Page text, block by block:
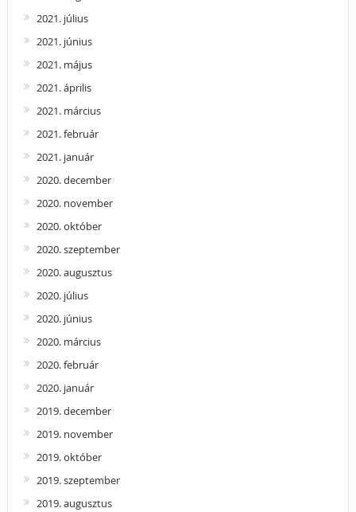
2021. július
2021. június
2021. május
2021. április
2021. március
2021. február
2021. január
2020. december
2020. november
2020. október
2020. szeptember
2020. augusztus
2020. július
2020. június
2020. március
2020. február
2020. január
2019. december
2019. november
2019. október
2019. szeptember
2019. augusztus